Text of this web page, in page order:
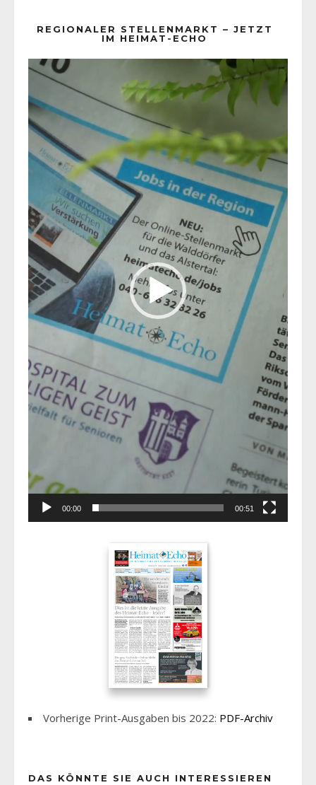
REGIONALER STELLENMARKT – JETZT
IM HEIMAT-ECHO
Player
00:00 00:51
Vorherige Print-Ausgaben bis 2022: PDF-Archiv
DAS KÖNNTE SIE AUCH INTERESSIEREN